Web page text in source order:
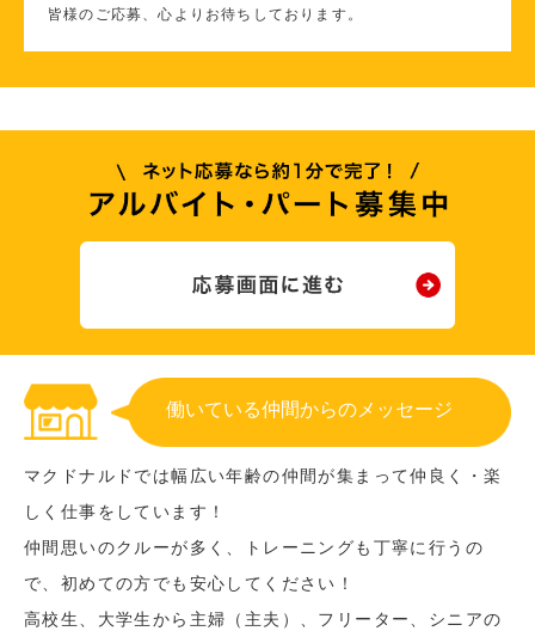
皆様のご応募、心よりお待ちしております。
働いている仲間からのメッセージ
マクドナルドでは幅広い年齢の仲間が集まって仲良く・楽
しく仕事をしています！
仲間思いのクルーが多く、トレーニングも丁寧に行うの
で、初めての方でも安心してください！
高校生、大学生から主婦（主夫）、フリーター、シニアの